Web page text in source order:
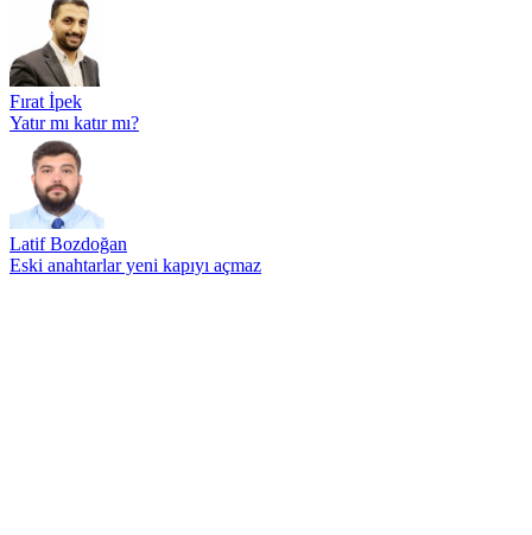
Fırat İpek
Yatır mı katır mı?
Latif Bozdoğan
Eski anahtarlar yeni kapıyı açmaz